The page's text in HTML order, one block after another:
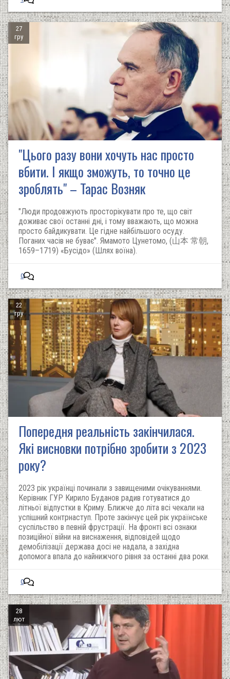
27
гру
"Цього разу вони хочуть нас просто
вбити. І якщо зможуть, то точно це
зроблять" – Тарас Возняк
"Люди продовжують просторікувати про те, що світ
доживає свої останні дні, і тому вважають, що можна
просто байдикувати. Це гідне найбільшого осуду.
Поганих часів не буває". Ямамото Цунетомо, (山本 常朝,
1659–1719) «Бусідо» (Шлях воїна).
0
22
гру
Попередня реальність закінчилася.
Які висновки потрібно зробити з 2023
року?
2023 рік українці починали з завищеними очікуваннями.
Керівник ГУР Кирило Буданов радив готуватися до
літньої відпустки в Криму. Ближче до літа всі чекали на
успішний контрнаступ. Проте закінчує цей рік українське
суспільство в певній фрустрації. На фронті всі ознаки
позиційної війни на виснаження, відповідей щодо
демобілізації держава досі не надала, а західна
допомога впала до найнижчого рівня за останні два роки.
0
28
лют